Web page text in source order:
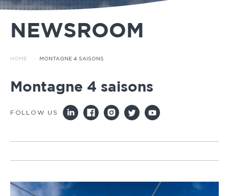
NEWSROOM
HOME · MONTAGNE 4 SAISONS
Montagne 4 saisons
FOLLOW US